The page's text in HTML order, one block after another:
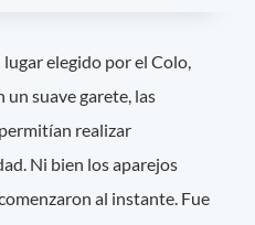
elegido por el Colo,
un suave garete, las
realizar
Ni bien los aparejos
al instante. Fue